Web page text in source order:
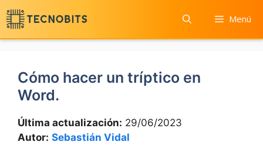
Saltar
al
contenido
Menú
Cómo hacer un tríptico en
Word.
Última actualización: 29/06/2023
Autor: Sebastián Vidal